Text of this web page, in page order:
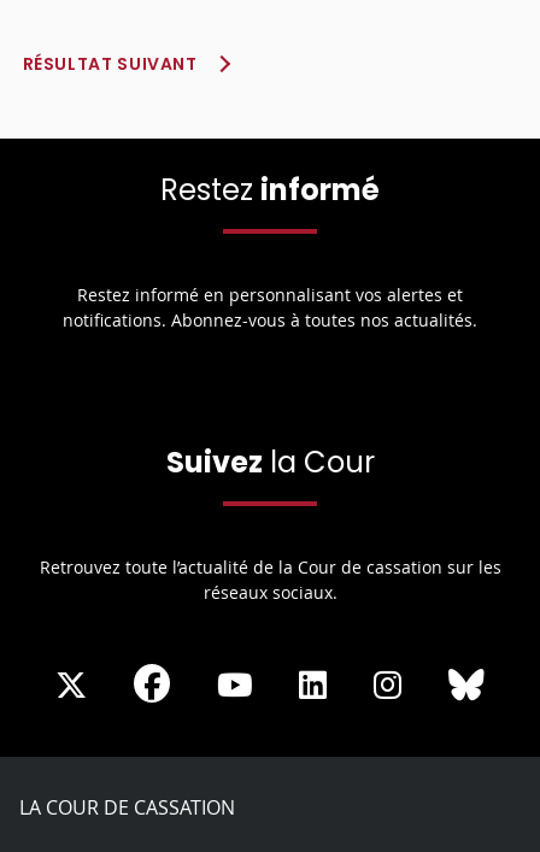
RÉSULTAT SUIVANT
Restez informé
Restez informé en personnalisant vos alertes et
notifications. Abonnez-vous à toutes nos actualités.
Suivez la Cour
Retrouvez toute l’actualité de la Cour de cassation sur les
réseaux sociaux.
Share
X
Share
Facebook
Share
Youtube
Share
LinkedIn
Share
Instagram
LA COUR DE CASSATION